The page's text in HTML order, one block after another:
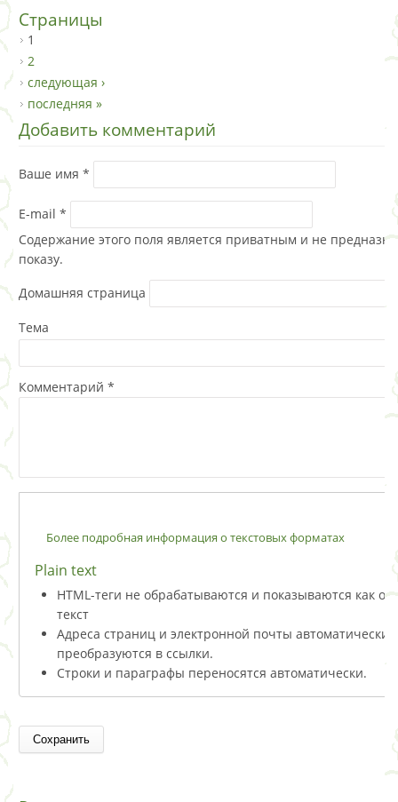
Страницы
1
2
следующая ›
последняя »
Добавить комментарий
Ваше имя *
E-mail *
Содержание этого поля является приватным и не
показу.
Домашняя страница
Тема
Комментарий *
Более подробная информация о текстовых форматах
Plain text
HTML-теги не обрабатываются и показываются как
текст
Адреса страниц и электронной почты автоматически
преобразуются в ссылки.
Строки и параграфы переносятся автоматически.